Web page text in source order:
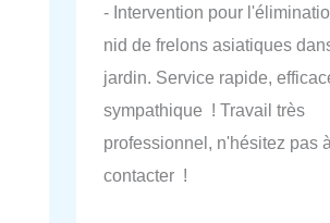
- Intervention pour
nid de frelons asiatiques
jardin. Service rapide,
sympathique ! Travail très
professionnel, n'hésitez pas
contacter !